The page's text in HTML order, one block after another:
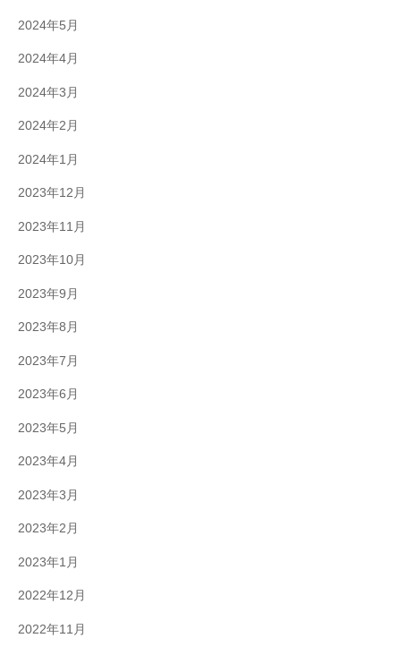
2024年5月
2024年4月
2024年3月
2024年2月
2024年1月
2023年12月
2023年11月
2023年10月
2023年9月
2023年8月
2023年7月
2023年6月
2023年5月
2023年4月
2023年3月
2023年2月
2023年1月
2022年12月
2022年11月